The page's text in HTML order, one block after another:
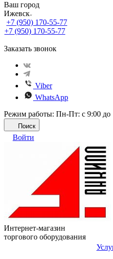
Ваш город
Ижевск
+7 (950) 170-55-77
+7 (950) 170-55-77
Заказать звонок
Viber
WhatsApp
Режим работы: Пн-Пт: с 9:00
Поиск
Войти
Интернет-магазин
торгового оборудования